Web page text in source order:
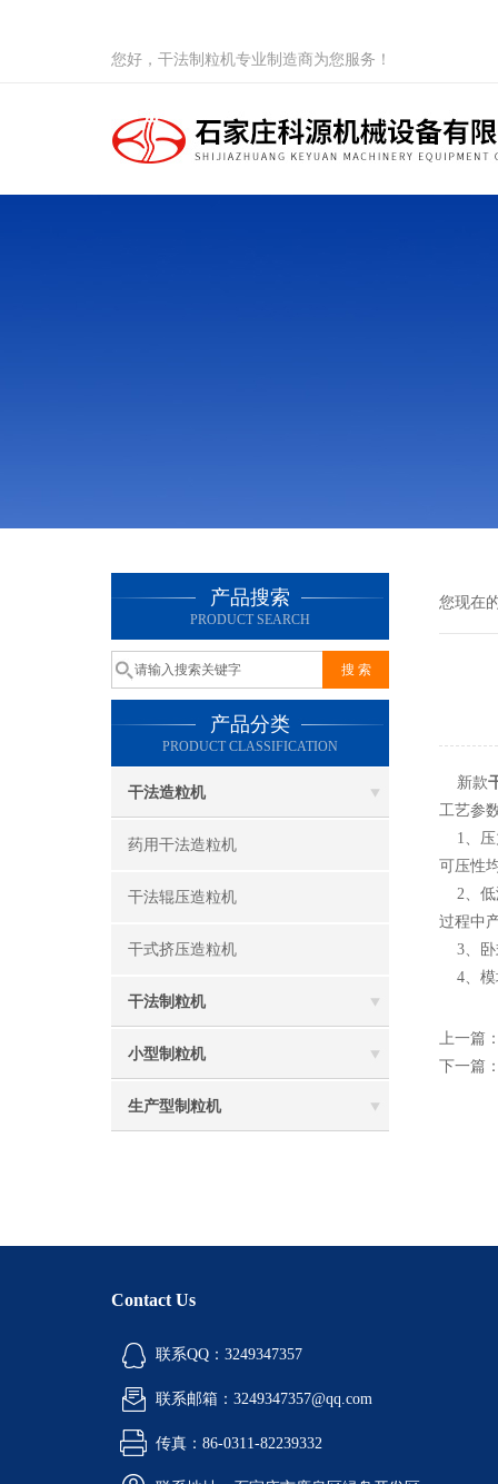
您好，干法制粒机专业制造商为您服务！
产品搜索
PRODUCT SEARCH
产品分类
PRODUCT CLASSIFICATION
干法造粒机
药用干法造粒机
干法辊压造粒机
干式挤压造粒机
干法制粒机
小型制粒机
生产型制粒机
您现在
新款
工艺参
1、压
可压性
2、低
过程中
3、卧
4、模
上一篇
下一篇
Contact Us
联系QQ：3249347357
联系邮箱：3249347357@qq.com
传真：86-0311-82239332